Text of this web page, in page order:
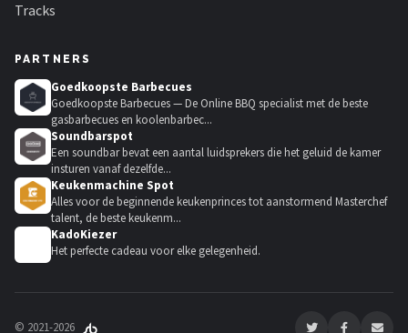
Oracle Red Bull Racing
Playseat®
Alle merken →
Tracks
PARTNERS
Goedkoopste Barbecues
Goedkoopste Barbecues — De Online BBQ specialist met de beste
gasbarbecues en koolenbarbec...
Soundbarspot
Een soundbar bevat een aantal luidsprekers die het geluid de kamer
insturen vanaf dezelfde...
Keukenmachine Spot
Alles voor de beginnende keukenprinces tot aanstormend Masterchef
talent, de beste keukenm...
KadoKiezer
Het perfecte cadeau voor elke gelegenheid.
© 2021-2026